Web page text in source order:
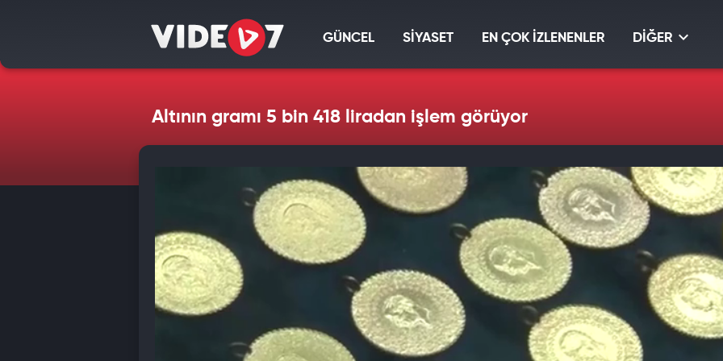
GÜNCEL SİYASET EN ÇOK İZLENENLER DİĞER
Altının gramı 5 bin 418 liradan işlem görüyor